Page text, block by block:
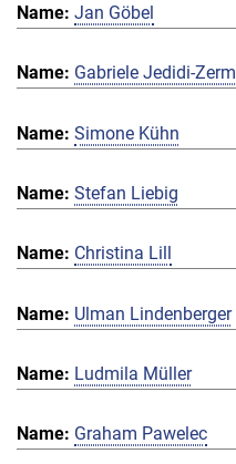
Jan Göbel
Gabriele Jedidi-Zerm
Simone Kühn
Stefan Liebig
Christina Lill
Ulman Lindenberger
Ludmila Müller
Graham Pawelec